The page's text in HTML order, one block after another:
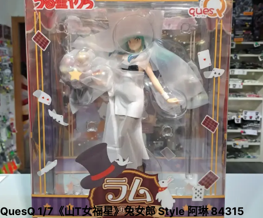
QuesQ 1/7《山T女福星》兔女郎 Style 阿琳 84315